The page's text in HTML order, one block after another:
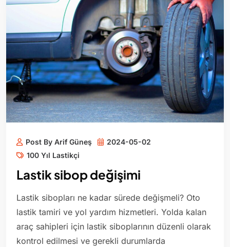
Post By Arif Güneş
2024-05-02
100 Yıl Lastikçi
Lastik sibop değişimi
Lastik sibopları ne kadar sürede değişmeli? Oto
lastik tamiri ve yol yardım hizmetleri. Yolda kalan
araç sahipleri için lastik siboplarının düzenli olarak
kontrol edilmesi ve gerekli durumlarda